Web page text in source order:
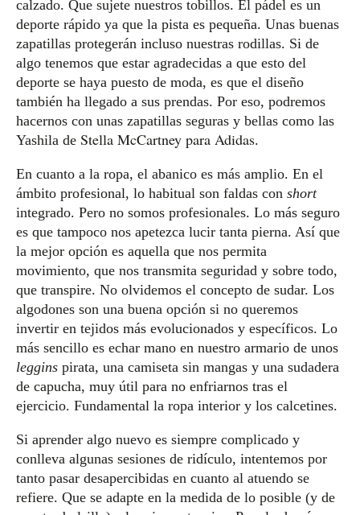
calzado. Que sujete nuestros tobillos. El pádel es un
deporte rápido ya que la pista es pequeña. Unas buenas
zapatillas protegerán incluso nuestras rodillas. Si de
algo tenemos que estar agradecidas a que esto del
deporte se haya puesto de moda, es que el diseño
también ha llegado a sus prendas. Por eso, podremos
hacernos con unas zapatillas seguras y bellas como las
Yashila de Stella McCartney para Adidas.
En cuanto a la ropa, el abanico es más amplio. En el
ámbito profesional, lo habitual son faldas con short
integrado. Pero no somos profesionales. Lo más seguro
es que tampoco nos apetezca lucir tanta pierna. Así que
la mejor opción es aquella que nos permita
movimiento, que nos transmita seguridad y sobre todo,
que transpire. No olvidemos el concepto de sudar. Los
algodones son una buena opción si no queremos
invertir en tejidos más evolucionados y específicos. Lo
más sencillo es echar mano en nuestro armario de unos
leggins pirata, una camiseta sin mangas y una sudadera
de capucha, muy útil para no enfriarnos tras el
ejercicio. Fundamental la ropa interior y los calcetines.
Si aprender algo nuevo es siempre complicado y
conlleva algunas sesiones de ridículo, intentemos por
tanto pasar desapercibidas en cuanto al atuendo se
refiere. Que se adapte en la medida de lo posible (y de